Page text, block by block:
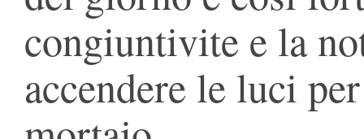
congiuntivite e la
accendere le luci